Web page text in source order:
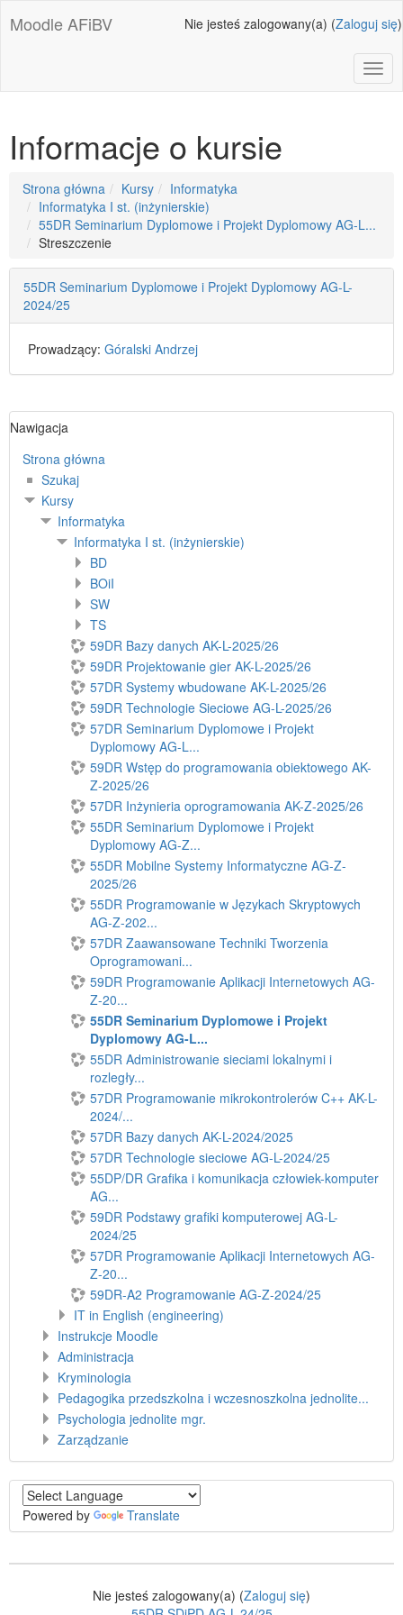
doMoodle AFiBV Nie jesteś zalogowany(a) (Zaloguj się)
Informacje o kursie
Ścieżka
strony
Strona główna Kursy
Informatyka
Informatyka I st. (inżynierskie)
55DR Seminarium Dyplomowe i Projekt Dyplomowy AG-L...
Streszczenie
55DR Seminarium Dyplomowe i Projekt Dyplomowy AG-L-
2024/25
Prowadzący: Góralski Andrzej
Pomiń
Nawigacja
Nawigacja
Strona główna
Szukaj
Kursy
Informatyka
Informatyka I st. (inżynierskie)
BD
BOiI
SW
TS
59DR Bazy danych AK-L-2025/26
59DR Projektowanie gier AK-L-2025/26
57DR Systemy wbudowane AK-L-2025/26
59DR Technologie Sieciowe AG-L-2025/26
57DR Seminarium Dyplomowe i Projekt
Dyplomowy AG-L...
59DR Wstęp do programowania obiektowego AK-
Z-2025/26
57DR Inżynieria oprogramowania AK-Z-2025/26
55DR Seminarium Dyplomowe i Projekt
Dyplomowy AG-Z...
55DR Mobilne Systemy Informatyczne AG-Z-
2025/26
55DR Programowanie w Językach Skryptowych
AG-Z-202...
57DR Zaawansowane Techniki Tworzenia
Oprogramowani...
59DR Programowanie Aplikacji Internetowych AG-
Z-20...
55DR Seminarium Dyplomowe i Projekt
Dyplomowy AG-L...
55DR Administrowanie sieciami lokalnymi i
rozległy...
57DR Programowanie mikrokontrolerów C++ AK-L-
2024/...
57DR Bazy danych AK-L-2024/2025
57DR Technologie sieciowe AG-L-2024/25
55DP/DR Grafika i komunikacja człowiek-komputer
AG...
59DR Podstawy grafiki komputerowej AG-L-
2024/25
57DR Programowanie Aplikacji Internetowych AG-
Z-20...
59DR-A2 Programowanie AG-Z-2024/25
IT in English (engineering)
Instrukcje Moodle
Administracja
Kryminologia
Pedagogika przedszkolna i wczesnoszkolna jednolite...
Psychologia jednolite mgr.
Zarządzanie
Powered by Translate
Nie jesteś zalogowany(a) (Zaloguj się)